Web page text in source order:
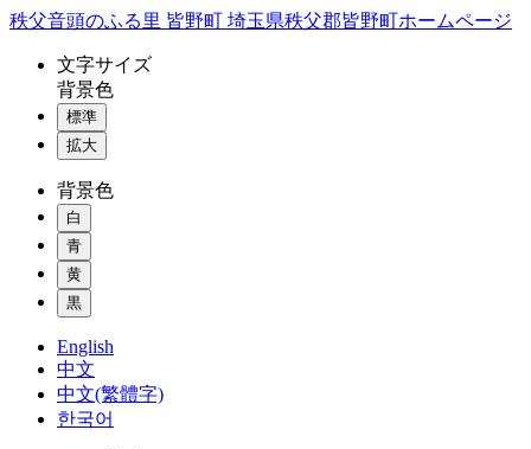
コ
秩父音頭のふる里 皆野町 埼玉県秩父郡皆野町ホームページ
文字サイズ
背景色
標準
拡大
背景色
白
青
黄
黒
English
中文
中文(繁體字)
한국어